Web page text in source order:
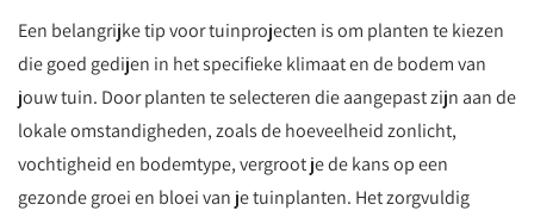
Een belangrijke tip voor tuinprojecten is om planten te kiezen
die goed gedijen in het specifieke klimaat en de bodem van
jouw tuin. Door planten te selecteren die aangepast zijn aan de
lokale omstandigheden, zoals de hoeveelheid zonlicht,
vochtigheid en bodemtype, vergroot je de kans op een
gezonde groei en bloei van je tuinplanten. Het zorgvuldig